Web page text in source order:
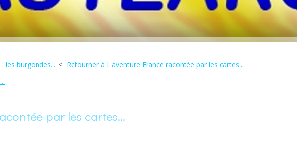
les burgondes...
Retourner à L'aventure France racontée par les cartes...
par les cartes...